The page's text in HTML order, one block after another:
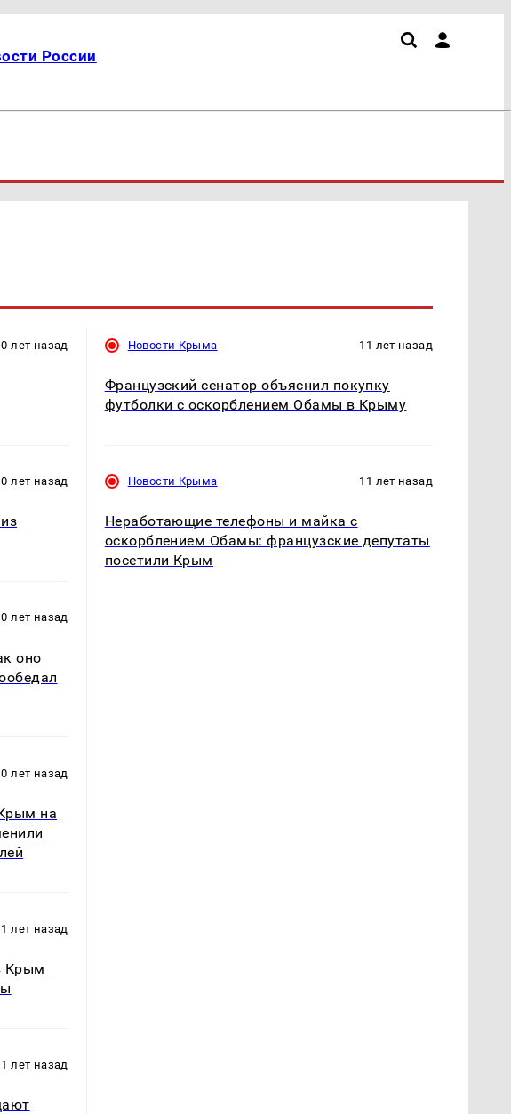
России
лет назад
лет назад
лет назад
оно
лет назад
на
лет назад
Крым
лет назад
Новости Крыма 11 лет назад
Французский сенатор объяснил покупку
футболки с оскорблением Обамы в Крыму
Новости Крыма 11 лет назад
Неработающие телефоны и майка с
оскорблением Обамы: французские депутаты
посетили Крым